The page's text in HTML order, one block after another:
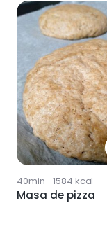
40min · 1584 kcal
Masa de pizza